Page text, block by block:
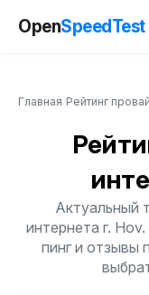
OpenSpeedTest
Главная Рейтинг
Актуальный
интернета г.
пинг и отзывы